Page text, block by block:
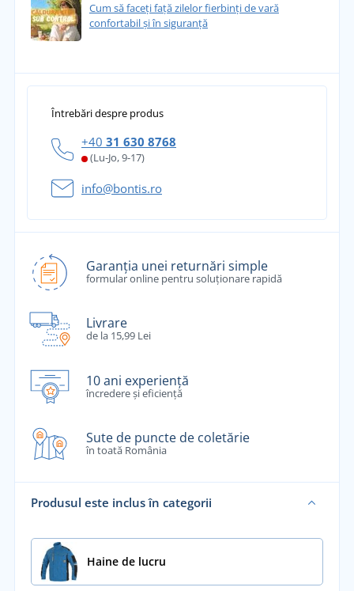
Cum să faceți față zilelor fierbinți de vară
confortabil și în siguranță
Întrebări despre produs
+40 31 630 8768
(Lu-Jo, 9-17)
info@bontis.ro
Garanția unei returnări simple
formular online pentru soluționare rapidă
Livrare
de la 15,99 Lei
10 ani experiență
încredere și eficiență
Sute de puncte de coletărie
în toată România
Produsul este inclus în categorii
Haine de lucru